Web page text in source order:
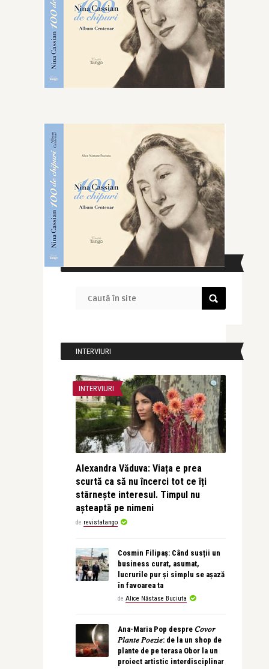
CAUTĂ ÎN SITE
INTERVIURI
INTERVIURI
Alexandra Văduva: Viața e prea
scurtă ca să nu încerci tot ce îți
stârnește interesul. Timpul nu
așteaptă pe nimeni
de revistatango
Cosmin Filipaș: Când susții un
business curat, asumat,
lucrurile pur și simplu se așază
în favoarea ta
de Alice Năstase Buciuta
Ana-Maria Pop despre 𝐶𝑜𝑣𝑜𝑟
𝑃𝑙𝑎𝑛𝑡𝑒 𝑃𝑜𝑒𝑧𝑖𝑒: de la un shop de
plante de pe terasa Obor la un
proiect artistic interdisciplinar